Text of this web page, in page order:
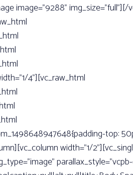
image=”9288” img_size=”full”][/
4”][vc_raw_html
top:
width=”1/